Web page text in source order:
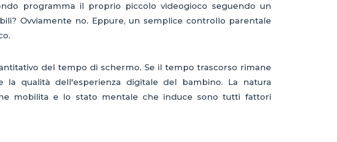
programma il proprio piccolo videogioco seguendo un
Ovviamente no. Eppure, un semplice controllo parentale
del tempo di schermo. Se il tempo trascorso rimane
qualità dell'esperienza digitale del bambino. La natura
mobilita e lo stato mentale che induce sono tutti fattori